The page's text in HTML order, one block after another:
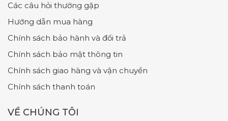
Các câu hỏi thường gặp
Hướng dẫn mua hàng
Chính sách bảo hành và đổi trả
Chính sách bảo mật thông tin
Chính sách giao hàng và vận chuyển
Chính sách thanh toán
VỀ CHÚNG TÔI